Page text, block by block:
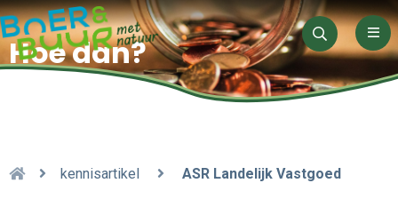
Zoeken
Hoe dan?
kennisartikel ASR Landelijk Vastgoed